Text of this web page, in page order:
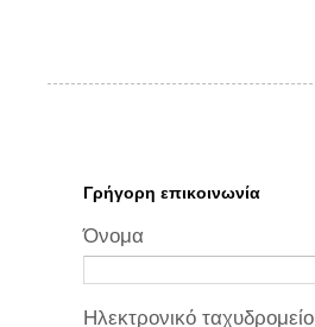
Γρήγορη επικοινωνία
Όνομα
Ηλεκτρονικό ταχυδρομείο